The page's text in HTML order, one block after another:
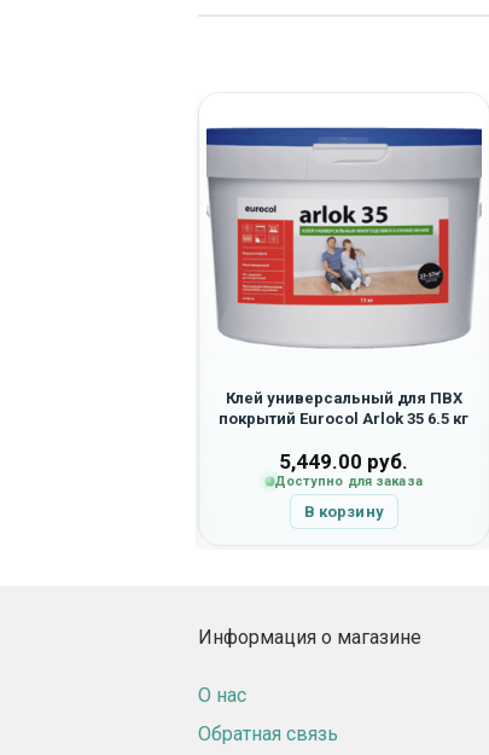
Клей универсальный для ПВХ
покрытий Eurocol Arlok 35 6.5 кг
5,449.00 руб.
Доступно для заказа
В корзину
Информация о магазине
О нас
Обратная связь